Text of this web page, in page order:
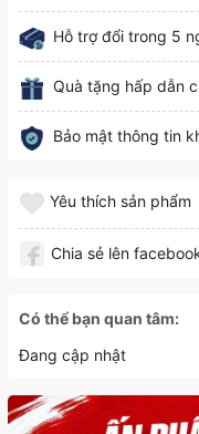
Hỗ trợ đổi trong 5
Quà tặng hấp dẫn
Bảo mật thông tin
Yêu thích sản phẩm
Chia sẻ lên
Có thể bạn quan tâm:
Đang cập nhật